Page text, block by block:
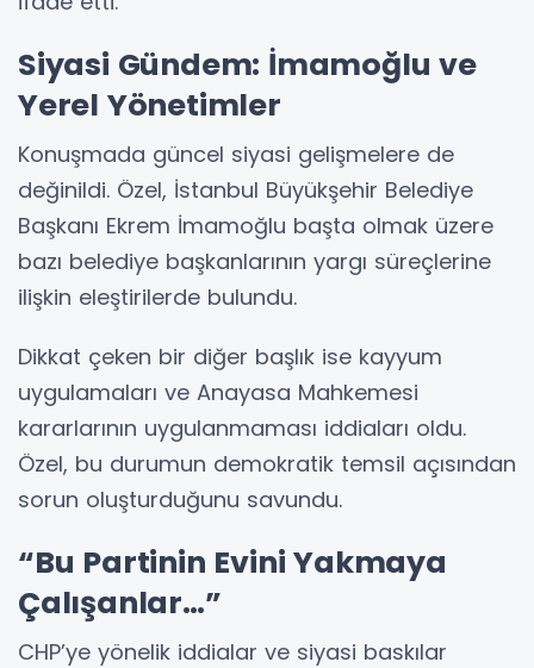
Siyasi Gündem: İmamoğlu ve
Yerel Yönetimler
Konuşmada güncel siyasi gelişmelere de
değinildi. Özel, İstanbul Büyükşehir Belediye
Başkanı Ekrem İmamoğlu başta olmak üzere
bazı belediye başkanlarının yargı süreçlerine
ilişkin eleştirilerde bulundu.
Dikkat çeken bir diğer başlık ise kayyum
uygulamaları ve Anayasa Mahkemesi
kararlarının uygulanmaması iddiaları oldu.
Özel, bu durumun demokratik temsil açısından
sorun oluşturduğunu savundu.
“Bu Partinin Evini Yakmaya
Çalışanlar…”
CHP’ye yönelik iddialar ve siyasi baskılar